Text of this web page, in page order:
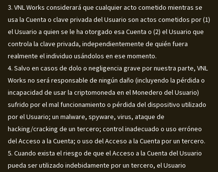
3. VNL Works considerará que cualquier acto cometido mientras se
usa la Cuenta o clave privada del Usuario son actos cometidos por (1)
el Usuario a quien se le ha otorgado esa Cuenta o (2) el Usuario que
controla la clave privada, independientemente de quién fuera
realmente el individuo usándolos en ese momento.
4. Salvo en casos de dolo o negligencia grave por nuestra parte, VNL
Works no será responsable de ningún daño (incluyendo la pérdida o
incapacidad de usar la criptomoneda en el Monedero del Usuario)
sufrido por el mal funcionamiento o pérdida del dispositivo utilizado
por el Usuario; un malware, spyware, virus, ataque de
hacking/cracking de un tercero; control inadecuado o uso erróneo
del Acceso a la Cuenta; o uso del Acceso a la Cuenta por un tercero.
5. Cuando exista el riesgo de que el Acceso a la Cuenta del Usuario
pueda ser utilizado indebidamente por un tercero, el Usuario